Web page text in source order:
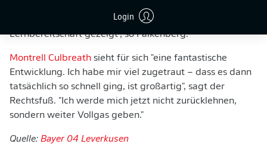
Login
zugehört und immer große Leistungs- und
Lernbereitschaft gezeigt", so Falkenberg.
Montrell Culbreath sieht für sich "eine fantastische
Entwicklung. Ich habe mir viel zugetraut – dass es dann
tatsächlich so schnell ging, ist großartig", sagt der
Rechtsfuß. "Ich werde mich jetzt nicht zurücklehnen,
sondern weiter Vollgas geben."
Quelle: Bayer 04 Leverkusen